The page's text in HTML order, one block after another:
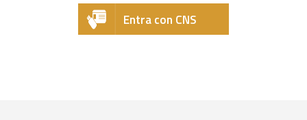
Entra con CNS